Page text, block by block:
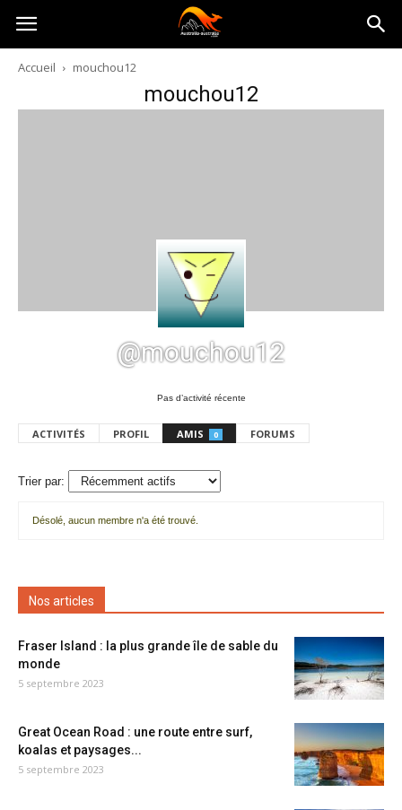
Australia-
australie.com
Accueil mouchou12
mouchou12
@mouchou12
Pas d’activité récente
ACTIVITÉS PROFIL AMIS 0 FORUMS
Trier par:
amis
Désolé, aucun membre n'a été trouvé.
Nos articles
Fraser Island : la plus grande île de sable du
monde
5 septembre 2023
Great Ocean Road : une route entre surf,
koalas et paysages...
5 septembre 2023